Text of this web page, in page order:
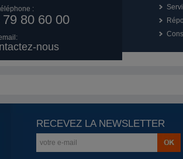
:
79 80 60 00
nous
RECEVEZ LA NEWSLETTER